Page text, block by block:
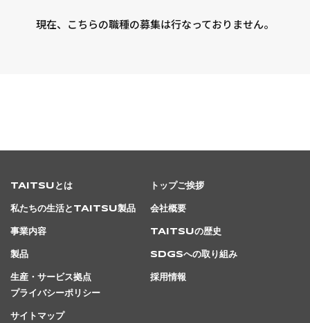
現在、こちらの職種の募集は行なっておりません。
TAITSUとは
私たちの生活とTAITSU製品
事業内容
製品
生産・サービス拠点
トップご挨拶
会社概要
TAITSUの歴史
SDGsへの取り組み
採用情報
プライバシーポリシー
サイトマップ